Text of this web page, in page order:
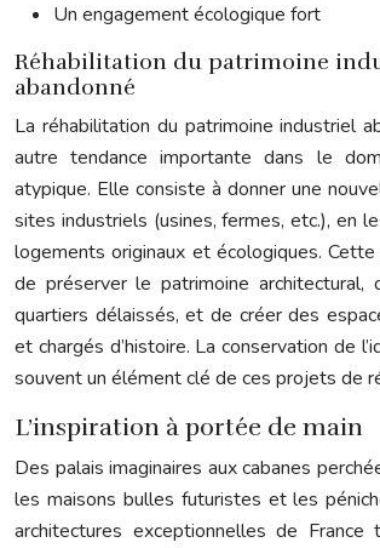
Un engagement écologique fort
Réhabilitation du patrimoine
abandonné
La réhabilitation du patrimoine industriel
autre tendance importante dans le
atypique. Elle consiste à donner une
sites industriels (usines, fermes, etc.), en
logements originaux et écologiques.
de préserver le patrimoine architectural,
quartiers délaissés, et de créer des
et chargés d’histoire. La conservation de
souvent un élément clé de ces projets de
L’inspiration à portée de main
Des palais imaginaires aux cabanes
les maisons bulles futuristes et les
architectures exceptionnelles de France